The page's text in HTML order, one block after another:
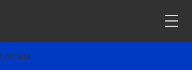
Entrada